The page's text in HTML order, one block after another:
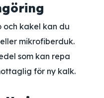
och kakel kan du
mikrofiberduk.
som kan repa
för ny kalk.